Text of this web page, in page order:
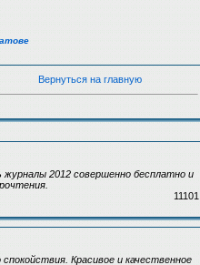
Вернуться на главную
2012 совершенно бесплатно и
11101
Красивое и качественное